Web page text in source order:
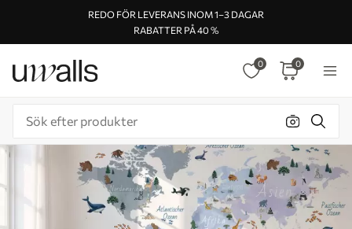
REDO FÖR LEVERANS INOM 1–3 DAGAR
RABATTER PÅ 40 %
0 0